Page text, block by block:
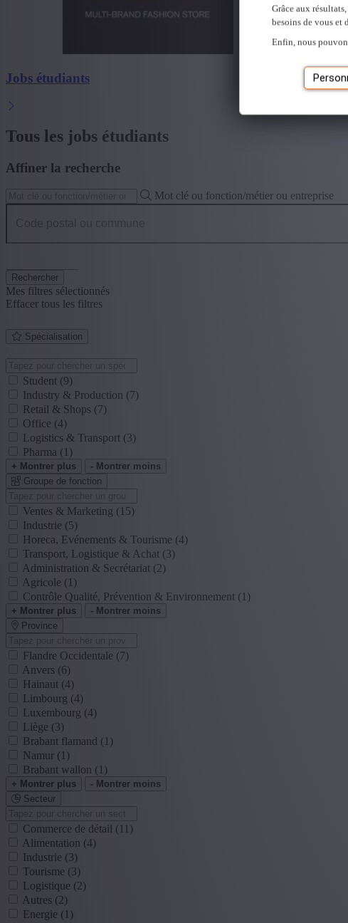
Grâce aux
besoins de vous et
Enfin, nous
Jobs étudiants
Tous les jobs étudiants
Affiner la recherche
Mot clé ou fonction/métier ou entreprise
Rechercher
Mes filtres sélectionnés
Effacer tous les filtres
Spécialisation
Student (9)
Industry & Production (7)
Retail & Shops (7)
Office (4)
Logistics & Transport (3)
Pharma (1)
+ Montrer plus
- Montrer moins
Groupe de fonction
Ventes & Marketing (15)
Industrie (5)
Horeca, Evénements & Tourisme (4)
Transport, Logistique & Achat (3)
Administration & Secrétariat (2)
Agricole (1)
Contrôle Qualité, Prévention & Environnement (1)
+ Montrer plus
- Montrer moins
Province
Flandre Occidentale (7)
Anvers (6)
Hainaut (4)
Limbourg (4)
Luxembourg (4)
Liège (3)
Brabant flamand (1)
Namur (1)
Brabant wallon (1)
+ Montrer plus
- Montrer moins
Secteur
Commerce de détail (11)
Alimentation (4)
Industrie (3)
Tourisme (3)
Logistique (2)
Autres (2)
Energie (1)